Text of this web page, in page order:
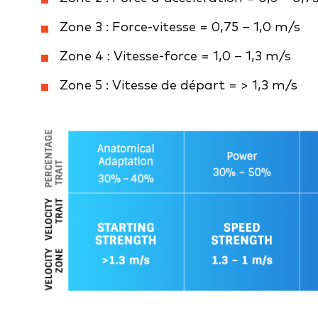
Zone 3 : Force-vitesse = 0,75 – 1,0 m/s
Zone 4 : Vitesse-force = 1,0 – 1,3 m/s
Zone 5 : Vitesse de départ = > 1,3 m/s